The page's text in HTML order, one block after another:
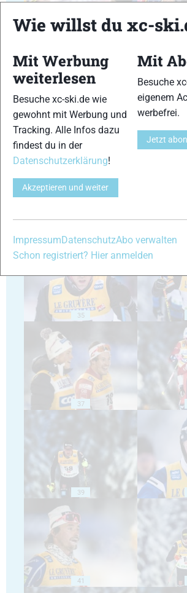
35
37
39
41
Wie willst du xc-
Mit Werbung
weiterlesen
Besuche xc-ski.de wie
gewohnt mit Werbung und
Tracking. Alle Infos dazu
findest du in der
Datenschutzerklärung!
Akzeptieren und weiter
Mit
Besuche
eigenem
werbefrei.
Jetzt
ImpressumDatenschutzAbo verwalten
Schon registriert? Hier anmelden